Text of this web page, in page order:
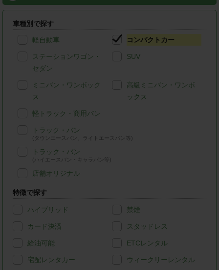
車種別で探す
軽自動車 コンパクトカー
ステーションワゴン・
セダン
SUV
ミニバン・ワンボック
ス
高級ミニバン・ワンボ
ックス
軽トラック・商用バン
トラック・バン
(タウンエースバン、ライトエースバン等)
トラック・バン
(ハイエースバン・キャラバン等)
店舗オリジナル
特徴で探す
ハイブリッド 禁煙
カード決済 スタッドレス
給油可能 ETCレンタル
宅配レンタカー ウィークリーレンタル